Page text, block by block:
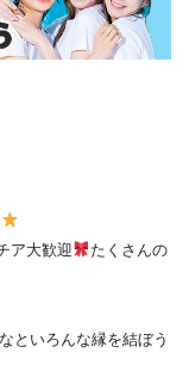
ア大歓迎
たくさんの
といろんな縁を結ぼう